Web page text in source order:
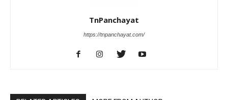
TnPanchayat
https://tnpanchayat.com/